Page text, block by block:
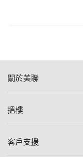
關於美聯
美聯集團
人才招募
搵樓
一手新盤
客戶支援